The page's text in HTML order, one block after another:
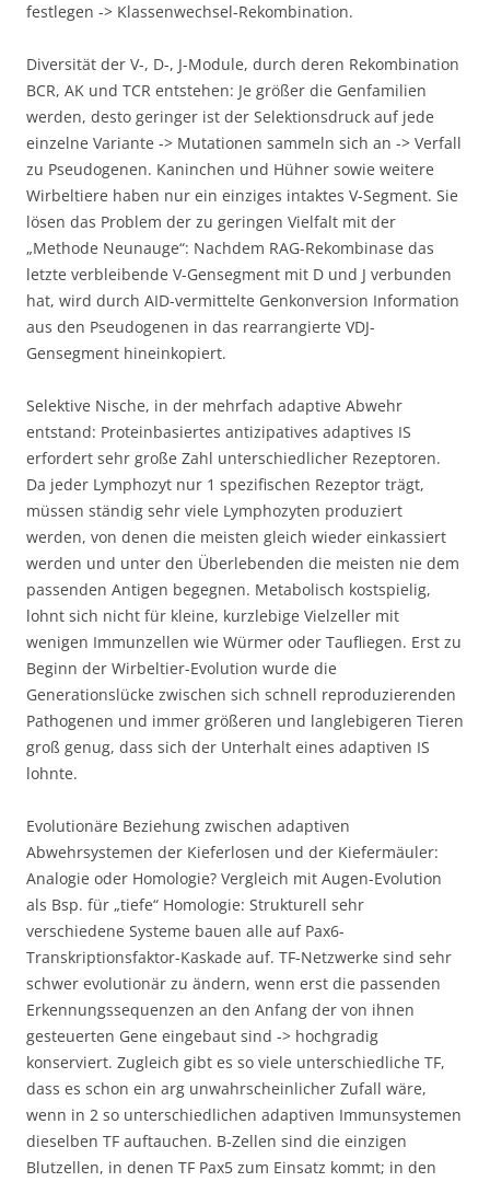
festlegen -> Klassenwechsel-Rekombination.
Diversität der V-, D-, J-Module, durch deren Rekombination
BCR, AK und TCR entstehen: Je größer die Genfamilien
werden, desto geringer ist der Selektionsdruck auf jede
einzelne Variante -> Mutationen sammeln sich an -> Verfall
zu Pseudogenen. Kaninchen und Hühner sowie weitere
Wirbeltiere haben nur ein einziges intaktes V-Segment. Sie
lösen das Problem der zu geringen Vielfalt mit der
„Methode Neunauge“: Nachdem RAG-Rekombinase das
letzte verbleibende V-Gensegment mit D und J verbunden
hat, wird durch AID-vermittelte Genkonversion Information
aus den Pseudogenen in das rearrangierte VDJ-
Gensegment hineinkopiert.
Selektive Nische, in der mehrfach adaptive Abwehr
entstand: Proteinbasiertes antizipatives adaptives IS
erfordert sehr große Zahl unterschiedlicher Rezeptoren.
Da jeder Lymphozyt nur 1 spezifischen Rezeptor trägt,
müssen ständig sehr viele Lymphozyten produziert
werden, von denen die meisten gleich wieder einkassiert
werden und unter den Überlebenden die meisten nie dem
passenden Antigen begegnen. Metabolisch kostspielig,
lohnt sich nicht für kleine, kurzlebige Vielzeller mit
wenigen Immunzellen wie Würmer oder Taufliegen. Erst zu
Beginn der Wirbeltier-Evolution wurde die
Generationslücke zwischen sich schnell reproduzierenden
Pathogenen und immer größeren und langlebigeren Tieren
groß genug, dass sich der Unterhalt eines adaptiven IS
lohnte.
Evolutionäre Beziehung zwischen adaptiven
Abwehrsystemen der Kieferlosen und der Kiefermäuler:
Analogie oder Homologie? Vergleich mit Augen-Evolution
als Bsp. für „tiefe“ Homologie: Strukturell sehr
verschiedene Systeme bauen alle auf Pax6-
Transkriptionsfaktor-Kaskade auf. TF-Netzwerke sind sehr
schwer evolutionär zu ändern, wenn erst die passenden
Erkennungssequenzen an den Anfang der von ihnen
gesteuerten Gene eingebaut sind -> hochgradig
konserviert. Zugleich gibt es so viele unterschiedliche TF,
dass es schon ein arg unwahrscheinlicher Zufall wäre,
wenn in 2 so unterschiedlichen adaptiven Immunsystemen
dieselben TF auftauchen. B-Zellen sind die einzigen
Blutzellen, in denen TF Pax5 zum Einsatz kommt; in den